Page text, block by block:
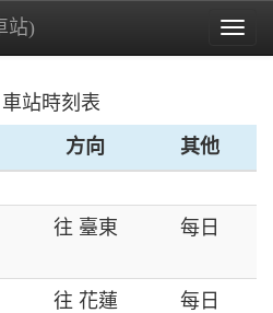
站)
站時刻表
方向 其他
往 臺東 每日
往 池上 每日
往 臺東 每日
往 花蓮 每日